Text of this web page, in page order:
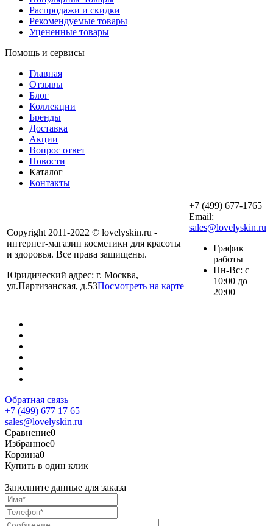
Распродажи и скидки
Рекомендуемые товары
Уцененные товары
Помощь и сервисы
Главная
Отзывы
Блог
Коллекции
Бренды
Доставка
Акции
Вопрос ответ
Новости
Каталог
Контакты
Copyright 2011-2022 © lovelyskin.ru -
интернет-магазин косметики для красоты
и здоровья. Все права защищены.
Юридический адрес: г. Москва,
ул.Партизанская, д.53Посмотреть на карте
+7 (499) 677-1765
Email:
sales@lovelyskin.ru
График
работы
Пн-Вс: с
10:00 до
20:00
Обратная связь
+7 (499) 677 17 65
sales@lovelyskin.ru
Сравнение0
Избранное0
Корзина0
Купить в один клик
Заполните данные для заказа